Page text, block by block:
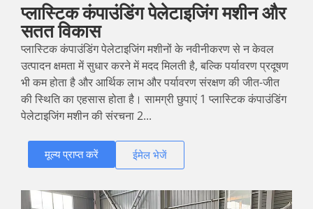
प्लास्टिक कंपाउंडिंग पेलेटाइजिंग मशीन और
सतत विकास
प्लास्टिक कंपाउंडिंग पेलेटाइजिंग मशीनों के नवीनीकरण से न केवल
उत्पादन क्षमता में सुधार करने में मदद मिलती है, बल्कि पर्यावरण प्रदूषण
भी कम होता है और आर्थिक लाभ और पर्यावरण संरक्षण की जीत-जीत
की स्थिति का एहसास होता है। सामग्री छुपाएं 1 प्लास्टिक कंपाउंडिंग
पेलेटाइजिंग मशीन की संरचना 2...
मूल्य प्राप्त करें ईमेल भेजें